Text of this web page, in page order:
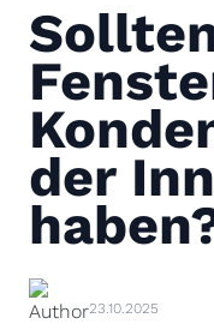
der
23.10.2025